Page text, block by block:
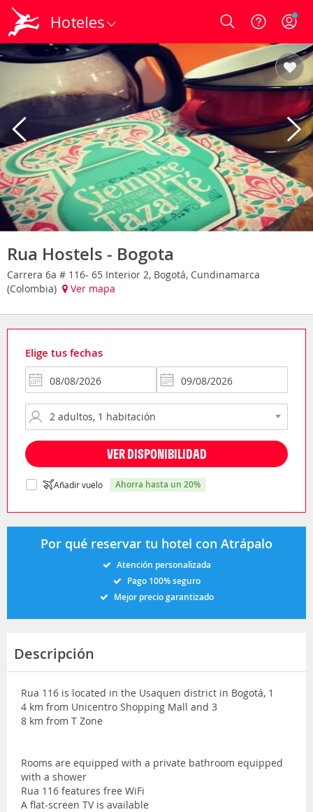
Hoteles Login
Rua Hostels - Bogota
Carrera 6a # 116- 65 Interior 2, Bogotá, Cundinamarca
(Colombia)
Ver mapa
Elige tus fechas
VER DISPONIBILIDAD
Añadir vuelo ahorra hasta un 20%
Por qué reservar tu hotel con Atrápalo
Atención personalizada
Pago 100% seguro
Mejor precio garantizado
Descripción
Rua 116 is located in the Usaquen district in Bogotá, 1
4 km from Unicentro Shopping Mall and 3
8 km from T Zone
Rooms are equipped with a private bathroom equipped
with a shower
Rua 116 features free WiFi
A flat-screen TV is available